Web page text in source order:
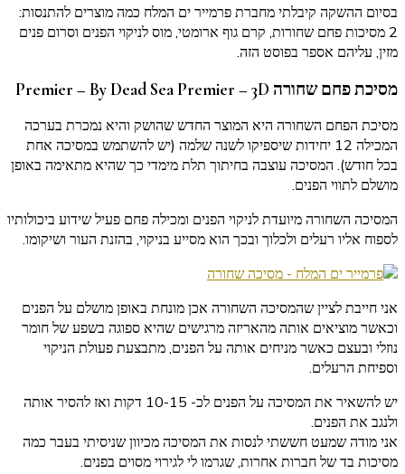
בסיום ההשקה קיבלתי מחברת פרמייר ים המלח כמה מוצרים להתנסות:
2 מסיכות פחם שחורות, קרם גוף ארומטי, מוס לניקוי הפנים וסרום פנים
מזין, עליהם אספר בפוסט הזה.
מסיכת פחם שחורה 3D –
Premier – By Dead Sea Premier
מסיכת הפחם השחורה היא המוצר החדש שהושק והיא נמכרת בערכה
המכילה 12 יחידות שיספיקו לשנה שלמה (יש להשתמש במסיכה אחת
בכל חודש). המסיכה עוצבה בחיתוך תלת מימדי כך שהיא מתאימה באופן
מושלם לתווי הפנים.
המסיכה השחורה מיועדת לניקוי הפנים ומכילה פחם פעיל שידוע ביכולותיו
לספוח אליו רעלים ולכלוך ובכך הוא מסייע בניקוי, בהזנת העור ושיקומו.
אני חייבת לציין שהמסיכה השחורה אכן מונחת באופן מושלם על הפנים
וכאשר מוציאים אותה מהאריזה מרגישים שהיא ספוגה בשפע של חומר
נוזלי ובעצם כאשר מניחים אותה על הפנים, מתבצעת פעולת הניקוי
וספיחת הרעלים.
יש להשאיר את המסיכה על הפנים לכ- 10-15 דקות ואז להסיר אותה
ולנגב את הפנים.
אני מודה שמעט חששתי לנסות את המסיכה מכיוון שניסיתי בעבר כמה
מסיכות בד של חברות אחרות, שגרמו לי לגירוי מסוים בפנים.